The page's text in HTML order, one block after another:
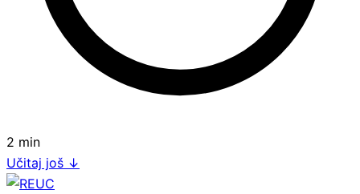
2 min
Učitaj još ↓